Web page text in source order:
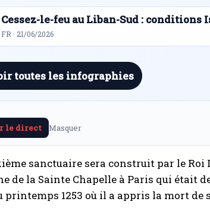
Cessez-le-feu au Liban-Sud :
FR · 21/06/2026
toutes les infographies
le direct Masquer
sanctuaire sera construit par le
de la Sainte Chapelle à Paris qui était
printemps 1253 où il a appris la mort de